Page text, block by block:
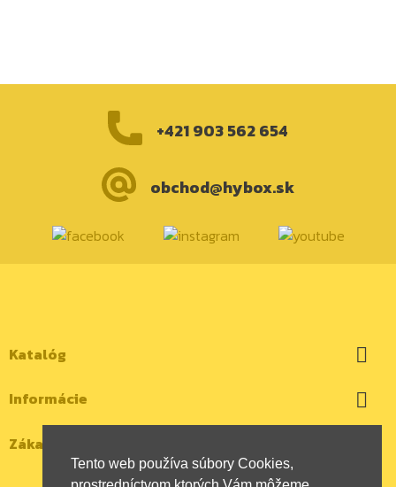
Tento web používa súbory Cookies,
+421 903 562 654
obchod@hybox.sk
Katalóg 
Informácie 
Zákaznícky účet